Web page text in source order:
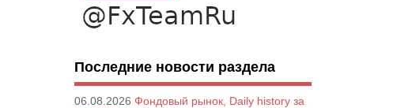
Последние новости раздела
06.08.2026 Фондовый рынок, Daily history за